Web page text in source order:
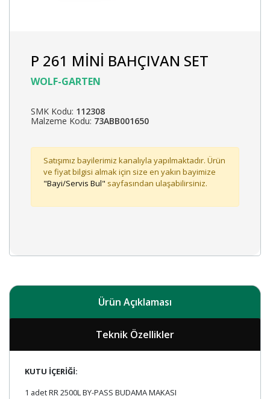
P 261 MİNİ BAHÇIVAN SET
WOLF-GARTEN
SMK Kodu: 112308
Malzeme Kodu: 73ABB001650
Satışımız bayilerimiz kanalıyla yapılmaktadır. Ürün
ve fiyat bilgisi almak için size en yakın bayimize
"Bayi/Servis Bul" sayfasından ulaşabilirsiniz.
Ürün Açıklaması
Teknik Özellikler
KUTU İÇERİĞİ:
1 adet RR 2500L BY-PASS BUDAMA MAKASI